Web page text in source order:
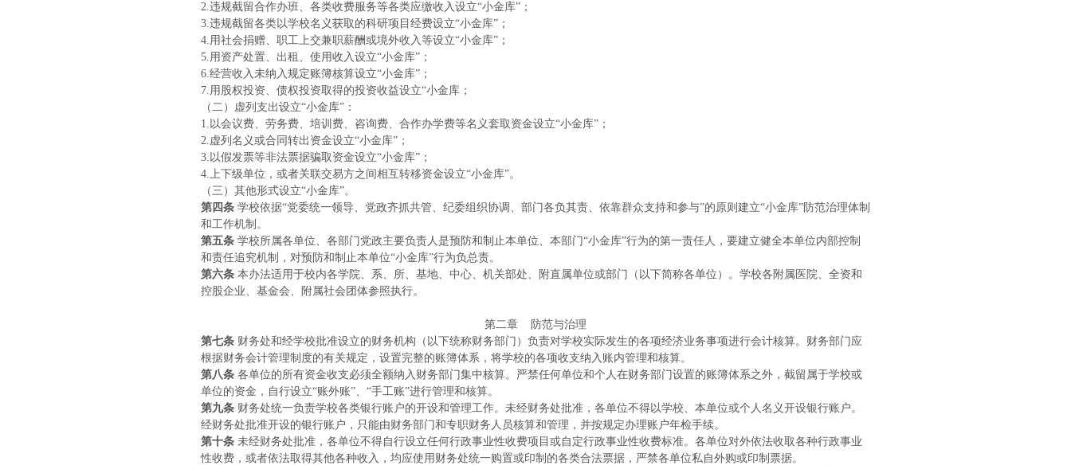
2.违规截留合作办班、各类收费服务等各类应缴收入设立“小金库”；
3.违规截留各类以学校名义获取的科研项目经费设立“小金库”；
4.用社会捐赠、职工上交兼职薪酬或境外收入等设立“小金库”；
5.用资产处置、出租、使用收入设立“小金库”；
6.经营收入未纳入规定账簿核算设立“小金库”；
7.用股权投资、债权投资取得的投资收益设立“小金库；
（二）虚列支出设立“小金库”：
1.以会议费、劳务费、培训费、咨询费、合作办学费等名义套取资金设立“小金库”；
2.虚列名义或合同转出资金设立“小金库”；
3. 以假发票等非法票据骗取资金设立“小金库”；
4.上下级单位，或者关联交易方之间相互转移资金设立“小金库”。
（三）其他形式设立“小金库”。
第四条 学校依据“党委统一领导、党政齐抓共管、纪委组织协调、部门各负其责、依靠群众支持和参与”的原则建立“小金库”防范治理体制
和工作机制。
第五条 学校所属各单位、各部门党政主要负责人是预防和制止本单位、本部门“小金库”行为的第一责任人，要建立健全本单位内部控制
和责任追究机制，对预防和制止本单位“小金库”行为负总责。
第六条 本办法适用于校内各学院、系、所、基地、中心、机关部处、附直属单位或部门（以下简称各单位）。学校各附属医院、全资和
控股企业、基金会、附属社会团体参照执行。
第二章
防范与治理
第七条 财务处和经学校批准设立的财务机构（以下统称财务部门）负责对学校实际发生的各项经济业务事项进行会计核算。财务部门应
根据财务会计管理制度的有关规定，设置完整的账簿体系，将学校的各项收支纳入账内管理和核算。
第八条 各单位的所有资金收支必须全额纳入财务部门集中核算。严禁任何单位和个人在财务部门设置的账簿体系之外，截留属于学校或
单位的资金，自行设立“账外账”、“手工账”进行管理和核算。
第九条 财务处统一负责学校各类银行账户的开设和管理工作。未经财务处批准，各单位不得以学校、本单位或个人名义开设银行账户。
经财务处批准开设的银行账户，只能由财务部门和专职财务人员核算和管理，并按规定办理账户年检手续。
第十条 未经财务处批准，各单位不得自行设立任何行政事业性收费项目或自定行政事业性收费标准。各单位对外依法收取各种行政事业
性收费，或者依法取得其他各种收入，均应使用财务处统一购置或印制的各类合法票据，严禁各单位私自外购或印制票据。